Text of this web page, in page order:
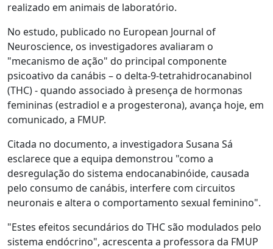
realizado em animais de laboratório.
No estudo, publicado no European Journal of
Neuroscience, os investigadores avaliaram o
"mecanismo de ação" do principal componente
psicoativo da canábis – o delta-9-tetrahidrocanabinol
(THC) - quando associado à presença de hormonas
femininas (estradiol e a progesterona), avança hoje, em
comunicado, a FMUP.
Citada no documento, a investigadora Susana Sá
esclarece que a equipa demonstrou "como a
desregulação do sistema endocanabinóide, causada
pelo consumo de canábis, interfere com circuitos
neuronais e altera o comportamento sexual feminino".
"Estes efeitos secundários do THC são modulados pelo
sistema endócrino", acrescenta a professora da FMUP